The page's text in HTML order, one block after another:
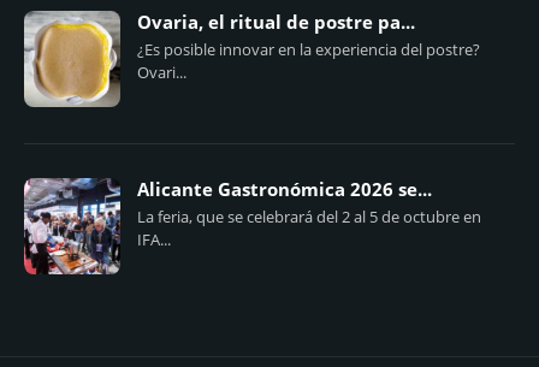
Ovaria, el ritual de postre pa...
¿Es posible innovar en la experiencia del postre?
Ovari...
Alicante Gastronómica 2026 se...
La feria, que se celebrará del 2 al 5 de octubre en
IFA...